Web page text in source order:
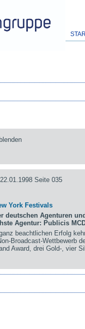
Seite 035
York Festivals
deutschen Agenturen
Agentur: Publicis
beachtlichen Erfolg
Broadcast-Wettbewerb
Award, drei Gold-, vier